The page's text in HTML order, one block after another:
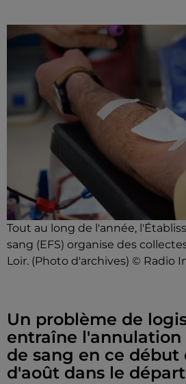
Tout au long de l'année,
sang (EFS) organise des
Loir. (Photo d'archives) © Radio
Un problème de
entraîne l'annulation
de sang en ce début
d'août dans le